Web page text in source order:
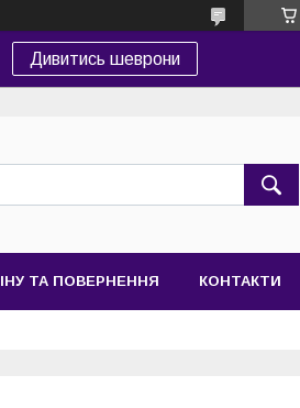
Дивитись шеврони
ТА ПОВЕРНЕННЯ КОНТАКТИ